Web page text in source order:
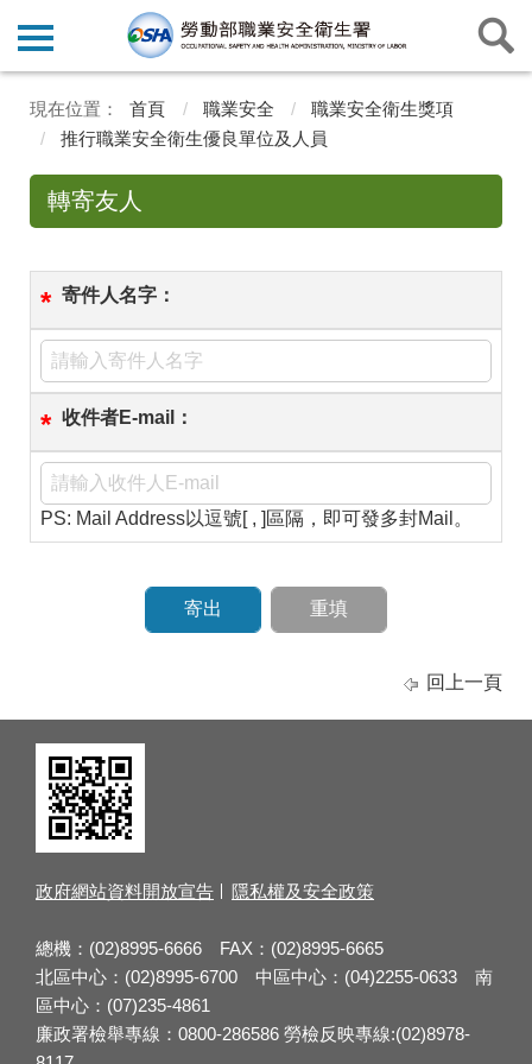
首頁 職業安全
職業安全衛生獎項
推行職業安全衛生優良單位及人員
轉寄友人
* 寄件人名字：
* 收件者E-mail：
PS: Mail Address以逗號[ , ]區隔，即可發多封Mail。
回上一頁
政府網站資料開放宣告 隱私權及安全政策
總機：(02)8995-6666 FAX：(02)8995-6665
北區中心：(02)8995-6700 中區中心：(04)2255-0633 南
區中心：(07)235-4861
廉政署檢舉專線：0800-286586 勞檢反映專線:(02)8978-